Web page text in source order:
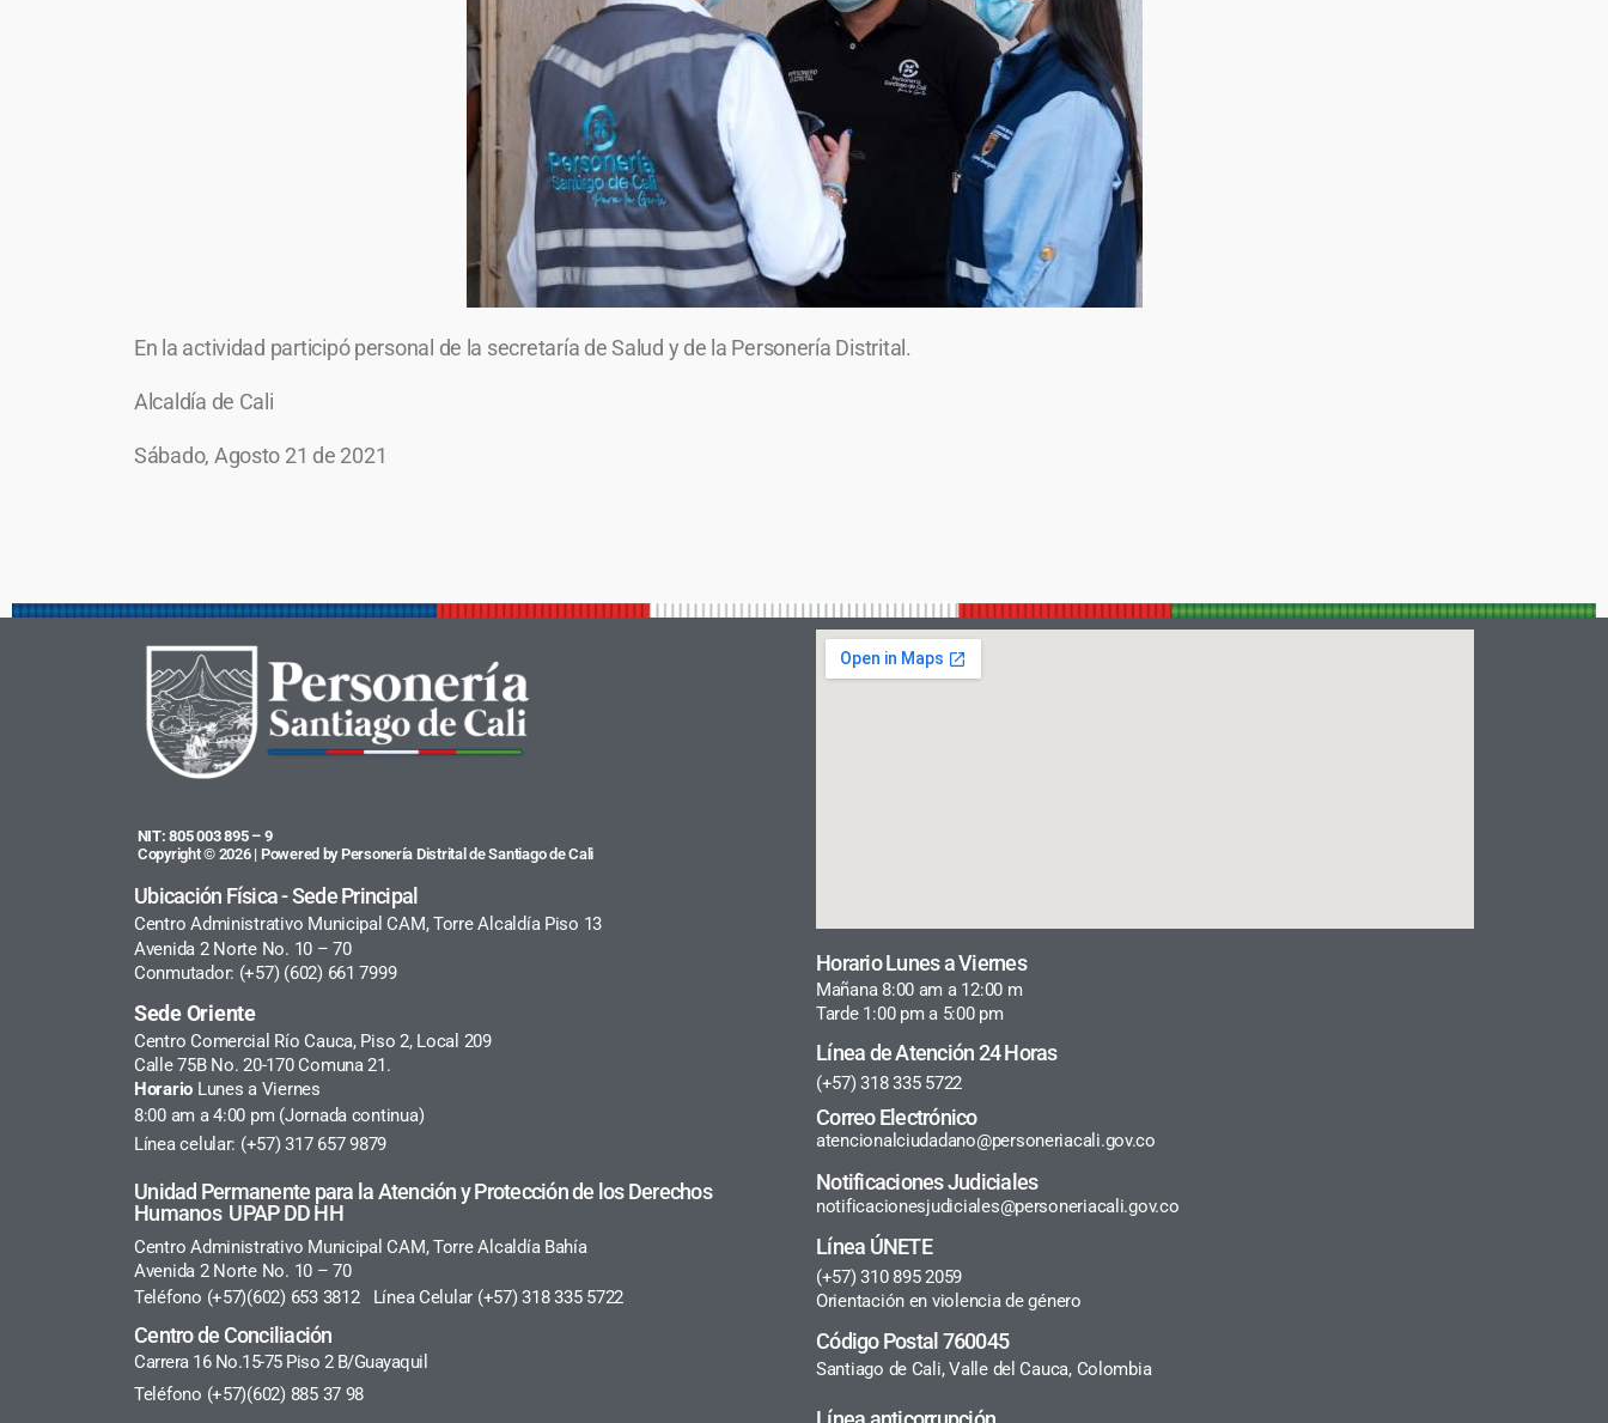
En la actividad participó personal de la secretaría de Salud y de la Personería Distrital.
Alcaldía de Cali
Sábado, Agosto 21 de 2021
NIT: 805 003 895 – 9
Copyright © 2026 | Powered by Personería Distrital de Santiago de Cali
Ubicación Física - Sede Principal
Centro Administrativo Municipal CAM, Torre Alcaldía Piso 13
Avenida 2 Norte No. 10 – 70
Conmutador: (+57) (602) 661 7999
Sede Oriente
Centro Comercial Río Cauca, Piso 2, Local 209
Calle 75B No. 20-170 Comuna 21.
Horario Lunes a Viernes
8:00 am a 4:00 pm (Jornada continua)
Línea celular: (+57) 317 657 9879
Unidad Permanente para la Atención y Protección de los Derechos
Humanos UPAP DD HH
Centro Administrativo Municipal CAM, Torre Alcaldía Bahía
Avenida 2 Norte No. 10 – 70
Teléfono (+57)(602) 653 3812 Línea Celular (+57) 318 335 5722
Centro de Conciliación
Carrera 16 No.15-75 Piso 2 B/Guayaquil
Teléfono (+57)(602) 885 37 98
Horario Lunes a Viernes
Mañana 8:00 am a 12:00 m
Tarde 1:00 pm a 5:00 pm
Línea de Atención 24 Horas
(+57) 318 335 5722
Correo Electrónico
atencionalciudadano@personeriacali.gov.co
Notificaciones Judiciales
notificacionesjudiciales@personeriacali.gov.co
Línea ÚNETE
(+57) 310 895 2059
Orientación en violencia de género
Código Postal 760045
Santiago de Cali, Valle del Cauca, Colombia